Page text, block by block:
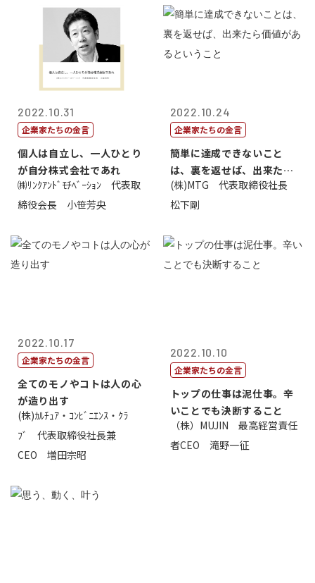
2022.10.31
企業家たちの金言
個人は自立し、一人ひとり
が自分株式会社であれ
㈱ﾘﾝｸｱﾝﾄﾞﾓﾁﾍﾞｰｼｮﾝ 代表取
締役会長 小笹芳央
2022.10.24
企業家たちの金言
簡単に達成できないこと
は、裏を返せば、出来たら
価値があるとい...
(株)MTG 代表取締役社長
松下剛
2022.10.17
企業家たちの金言
全てのモノやコトは人の心
が造り出す
(株)ｶﾙﾁｭｱ・ｺﾝﾋﾞﾆｴﾝｽ・ｸﾗ
ﾌﾞ 代表取締役社長兼
CEO 増田宗昭
2022.10.10
企業家たちの金言
トップの仕事は泥仕事。辛
いことでも決断すること
（株）MUJIN 最高経営責任
者CEO 滝野一征